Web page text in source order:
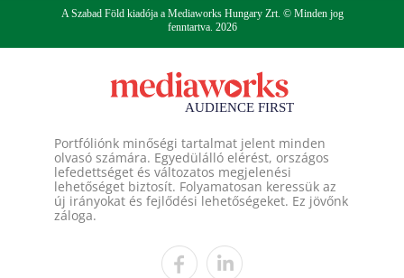
A Szabad Föld kiadója a Mediaworks Hungary Zrt. © Minden jog
fenntartva. 2026
Portfóliónk minőségi tartalmat jelent minden
olvasó számára. Egyedülálló elérést, országos
lefedettséget és változatos megjelenési
lehetőséget biztosít. Folyamatosan keressük az
új irányokat és fejlődési lehetőségeket. Ez jövőnk
záloga.